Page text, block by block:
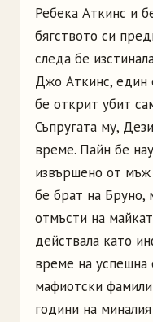
Ребека Аткинс и
бягството си
следа бе
Джо Аткинс, един
бе открит убит
Съпругата му,
време. Пайн бе
извършено от
бе брат на Бруно,
отмъсти на
действала като
време на успешна
мафиотски
години на